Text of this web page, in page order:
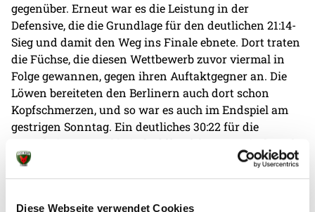
Diese Webseite verwendet Cookies
gegenüber. Erneut war es die Leistung in der
Defensive, die die Grundlage für den deutlichen 21:14-
Sieg und damit den Weg ins Finale ebnete. Dort traten
die Füchse, die diesen Wettbewerb zuvor viermal in
Folge gewannen, gegen ihren Auftaktgegner an. Die
Löwen bereiteten den Berlinern auch dort schon
Kopfschmerzen, und so war es auch im Endspiel am
gestrigen Sonntag. Ein deutliches 30:22 für die
Die Füchse haben die kompakte Abwehr, die sie
beinahe im ganzen Turnier über gezeigt haben, gegen